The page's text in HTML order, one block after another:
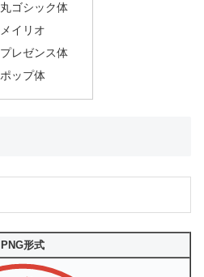
丸ゴシック体
メイリオ
プレゼンス体
ポップ体
PNG形式